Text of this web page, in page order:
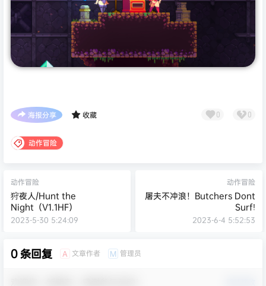
海报分享 收藏 0 0
动作冒险
动作冒险
狩夜人/Hunt the
Night（V1.1HF）
2023-5-30 5:24:09
动作冒险
屠夫不冲浪！Butchers Dont
Surf!
2023-6-4 5:52:53
0 条回复 A 文章作者 M 管理员